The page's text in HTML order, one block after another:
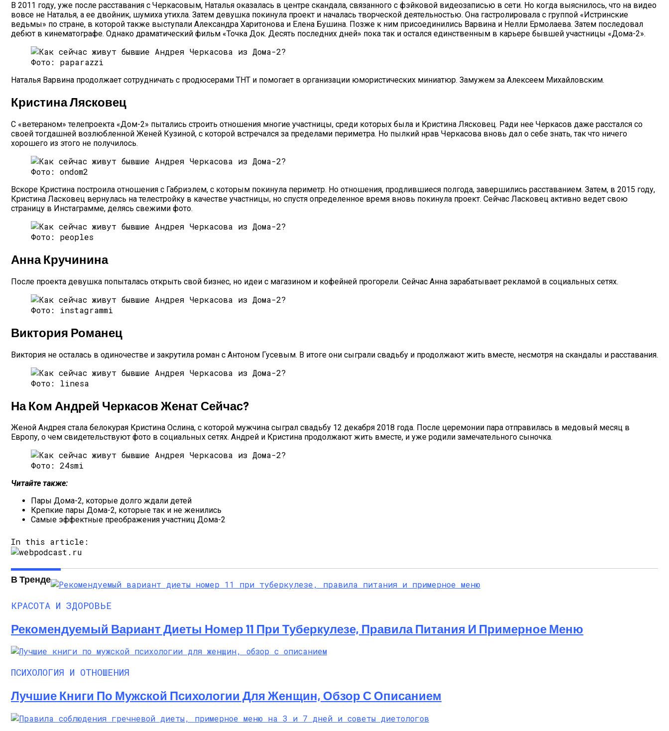
В 2011 году, уже после расставания с Черкасовым, Наталья оказалась в центре скандала, связанного с фэйковой видеозаписью в сети. Но когда выяснилось, что на видео
вовсе не Наталья, а ее двойник, шумиха утихла. Затем девушка покинула проект и началась творческой деятельностью. Она гастролировала с группой «Истринские
ведьмы» по стране, в которой также выступали Александра Харитонова и Елена Бушина. Позже к ним присоединились Варвина и Нелли Ермолаева. Затем последовал
дебют в кинематографе. Однако драматический фильм «Точка Док. Десять последних дней» пока так и остался единственным в карьере бывшей участницы «Дома-2».
Фото: paparazzi
Наталья Варвина продолжает сотрудничать с продюсерами ТНТ и помогает в организации юмористических миниатюр. Замужем за Алексеем Михайловским.
Кристина Лясковец
С «ветераном» телепроекта «Дом-2» пытались строить отношения многие участницы, среди которых была и Кристина Лясковец. Ради нее Черкасов даже расстался со
своей тогдашней возлюбленной Женей Кузиной, с которой встречался за пределами периметра. Но пылкий нрав Черкасова вновь дал о себе знать, так что ничего
хорошего из этого не получилось.
Фото: ondom2
Вскоре Кристина построила отношения с Габриэлем, с которым покинула периметр. Но отношения, продлившиеся полгода, завершились расставанием. Затем, в 2015 году,
Кристина Ласковец вернулась на телестройку в качестве участницы, но спустя определенное время вновь покинула проект. Сейчас Ласковец активно ведет свою
страницу в Инстаграмме, делясь свежими фото.
Фото: peoples
Анна Кручинина
После проекта девушка попыталась открыть свой бизнес, но идеи с магазином и кофейней прогорели. Сейчас Анна зарабатывает рекламой в социальных сетях.
Фото: instagrammi
Виктория Романец
Виктория не осталась в одиночестве и закрутила роман с Антоном Гусевым. В итоге они сыграли свадьбу и продолжают жить вместе, несмотря на скандалы и расставания.
Фото: linesa
На Ком Андрей Черкасов Женат Сейчас?
Женой Андрея стала белокурая Кристина Ослина, с которой мужчина сыграл свадьбу 12 декабря 2018 года. После церемонии пара отправилась в медовый месяц в
Европу, о чем свидетельствуют фото в социальных сетях. Андрей и Кристина продолжают жить вместе, и уже родили замечательного сыночка.
Фото: 24smi
Читайте также:
Пары Дома-2, которые долго ждали детей
Крепкие пары Дома-2, которые так и не женились
Самые эффектные преображения участниц Дома-2
In this article:
В Тренде
КРАСОТА И ЗДОРОВЬЕ
Рекомендуемый Вариант Диеты Номер 11 При Туберкулезе, Правила Питания И Примерное Меню
ПСИХОЛОГИЯ И ОТНОШЕНИЯ
Лучшие Книги По Мужской Психологии Для Женщин, Обзор С Описанием